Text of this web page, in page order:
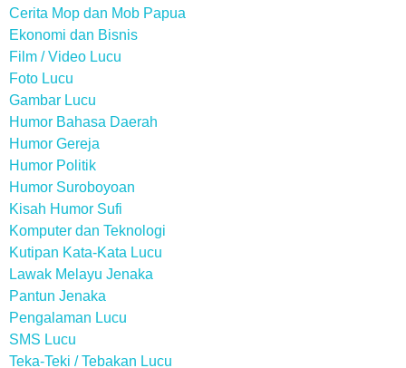
Cerita Mop dan Mob Papua
Ekonomi dan Bisnis
Film / Video Lucu
Foto Lucu
Gambar Lucu
Humor Bahasa Daerah
Humor Gereja
Humor Politik
Humor Suroboyoan
Kisah Humor Sufi
Komputer dan Teknologi
Kutipan Kata-Kata Lucu
Lawak Melayu Jenaka
Pantun Jenaka
Pengalaman Lucu
SMS Lucu
Teka-Teki / Tebakan Lucu